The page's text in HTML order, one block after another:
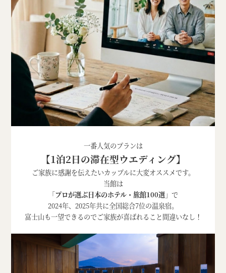
一番人気のプランは
【1泊2日の滞在型ウエディング】
ご家族に感謝を伝えたいカップルに大変オススメです。
当館は
「プロが選ぶ日本のホテル・旅館100選」で
2024年、2025年共に全国総合7位の温泉宿。
富士山も一望できるのでご家族が喜ばれること間違いなし！